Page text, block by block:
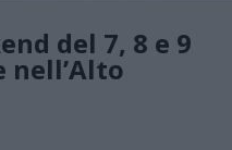
del 7, 8 e 9
nell’Alto